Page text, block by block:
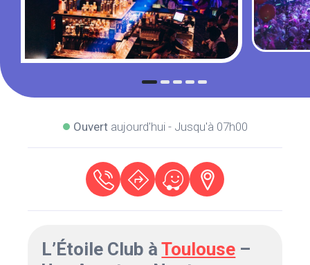
Ouvertaujourd'hui - Jusqu'à 07h00
L’Étoile Club àToulouse –